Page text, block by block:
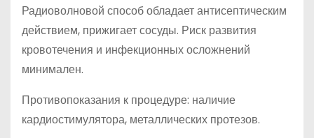
Радиоволновой способ обладает антисептическим
действием, прижигает сосуды. Риск развития
кровотечения и инфекционных осложнений
минимален.
Противопоказания к процедуре: наличие
кардиостимулятора, металлических протезов.